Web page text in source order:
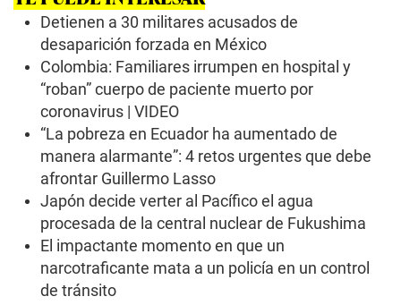
s
Detienen a 30 militares acusados de
desaparición forzada en México
Colombia: Familiares irrumpen en hospital y
“roban” cuerpo de paciente muerto por
coronavirus | VIDEO
“La pobreza en Ecuador ha aumentado de
manera alarmante”: 4 retos urgentes que debe
afrontar Guillermo Lasso
Japón decide verter al Pacífico el agua
procesada de la central nuclear de Fukushima
El impactante momento en que un
narcotraficante mata a un policía en un control
de tránsito